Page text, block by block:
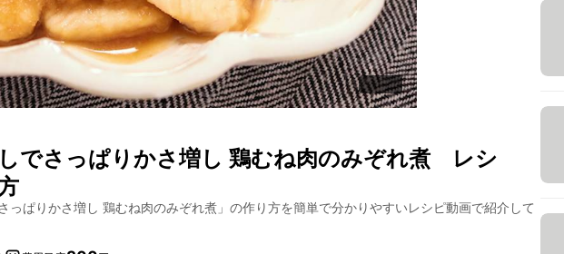
でさっぱりかさ増し 鶏むね肉のみぞれ煮 レシ
っぱりかさ増し 鶏むね肉のみぞれ煮 」の作り方を簡単で分かりやすいレシピ動画で紹介して